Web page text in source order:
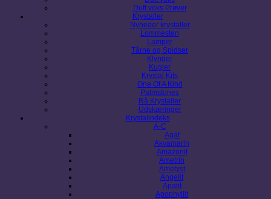
Duft voks Prøver
Krystaller
Nyheder krystaller
Lommesten
Lamper
Tårne og Spidser
Klynger
Kugler
Krystal Kits
One Of A Kind
Palmstones
Rå Krystaller
Udskæringer
Krystalindeks
A-C
Agat
Akvamarin
Amazonit
Ametrin
Ametyst
Angelit
Apatit
Apophyllit